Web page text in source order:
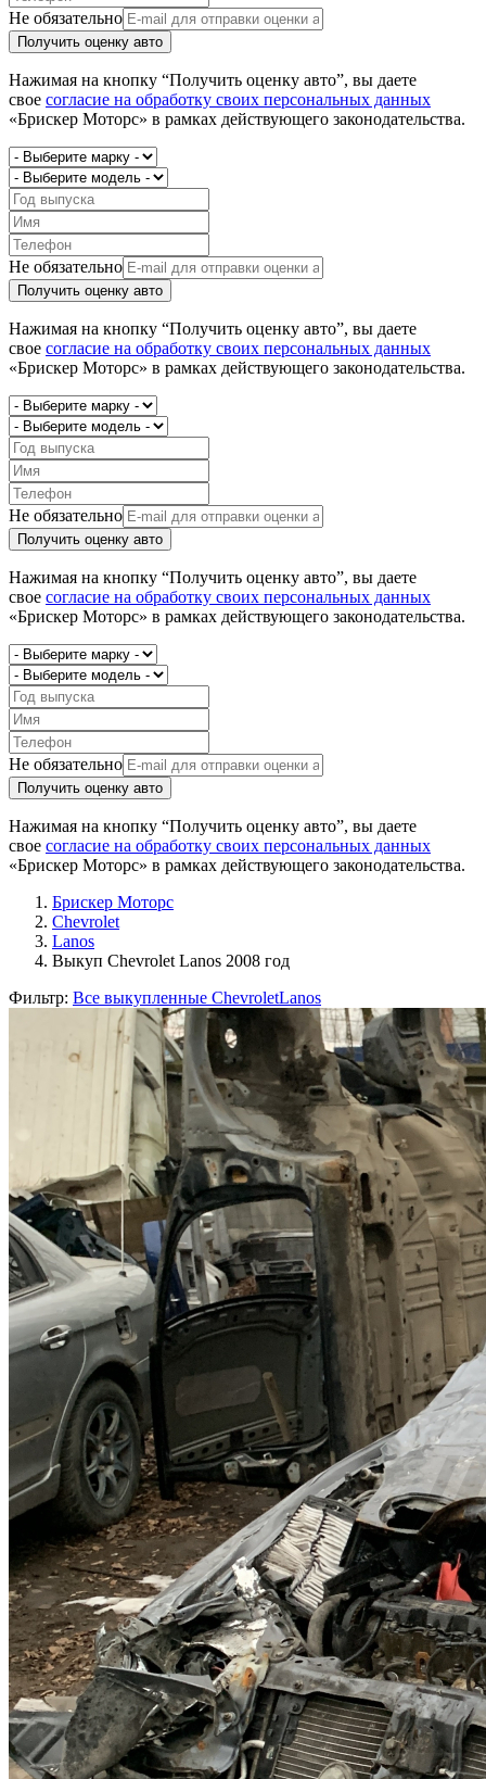
Не обязательно
Получить оценку авто
Нажимая на кнопку “Получить оценку авто”, вы даете
свое согласие на обработку своих персональных данных
«Брискер Моторс» в рамках действующего законодательства.
Не обязательно
Получить оценку авто
Нажимая на кнопку “Получить оценку авто”, вы даете
свое согласие на обработку своих персональных данных
«Брискер Моторс» в рамках действующего законодательства.
Не обязательно
Получить оценку авто
Нажимая на кнопку “Получить оценку авто”, вы даете
свое согласие на обработку своих персональных данных
«Брискер Моторс» в рамках действующего законодательства.
Не обязательно
Получить оценку авто
Нажимая на кнопку “Получить оценку авто”, вы даете
свое согласие на обработку своих персональных данных
«Брискер Моторс» в рамках действующего законодательства.
Брискер Моторс
Chevrolet
Lanos
Выкуп Chevrolet Lanos 2008 год
Фильтр: Все выкупленные ChevroletLanos